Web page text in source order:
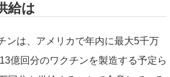
給は
ンは、アメリカで年内に最大5千万
億回分のワクチンを製造する予定ら